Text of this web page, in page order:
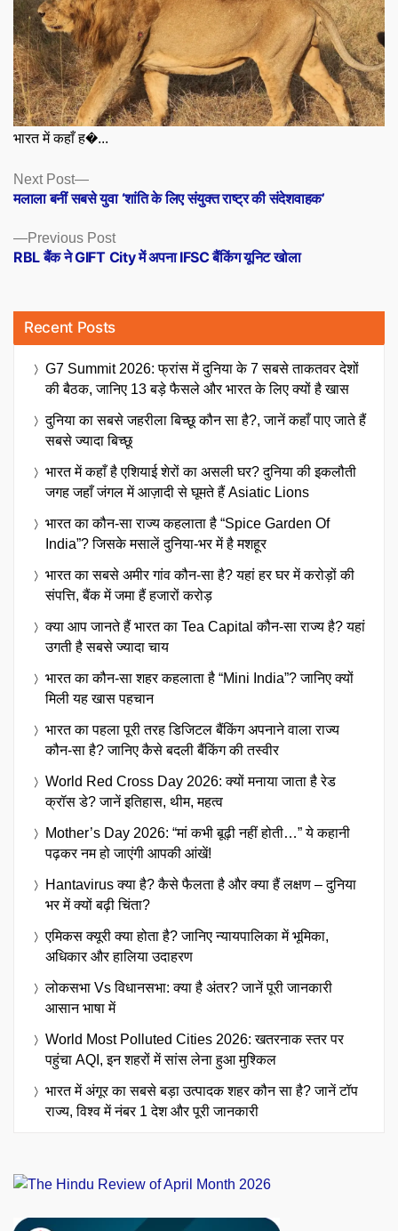
भारत में कहाँ ह�...
Posts
navigation
Previous PostPrevious
post:
RBL बैंक ने GIFT City में अपना IFSC बैंकिंग यूनिट खोला
Next Post
Next
post:
मलाला बनीं सबसे युवा ‘शांति के लिए संयुक्त राष्ट्र की संदेशवाहक’
Recent Posts
G7 Summit 2026: फ्रांस में दुनिया के 7 सबसे ताकतवर देशों
की बैठक, जानिए 13 बड़े फैसले और भारत के लिए क्यों है खास
दुनिया का सबसे जहरीला बिच्छू कौन सा है?, जानें कहाँ पाए जाते हैं
सबसे ज्यादा बिच्छू
भारत में कहाँ है एशियाई शेरों का असली घर? दुनिया की इकलौती
जगह जहाँ जंगल में आज़ादी से घूमते हैं Asiatic Lions
भारत का कौन-सा राज्य कहलाता है “Spice Garden Of
India”? जिसके मसालें दुनिया-भर में है मशहूर
भारत का सबसे अमीर गांव कौन-सा है? यहां हर घर में करोड़ों की
संपत्ति, बैंक में जमा हैं हजारों करोड़
क्या आप जानते हैं भारत का Tea Capital कौन-सा राज्य है? यहां
उगती है सबसे ज्यादा चाय
भारत का कौन-सा शहर कहलाता है “Mini India”? जानिए क्यों
मिली यह खास पहचान
भारत का पहला पूरी तरह डिजिटल बैंकिंग अपनाने वाला राज्य
कौन-सा है? जानिए कैसे बदली बैंकिंग की तस्वीर
World Red Cross Day 2026: क्यों मनाया जाता है रेड
क्रॉस डे? जानें इतिहास, थीम, महत्व
Mother’s Day 2026: “मां कभी बूढ़ी नहीं होती…” ये कहानी
पढ़कर नम हो जाएंगी आपकी आंखें!
Hantavirus क्या है? कैसे फैलता है और क्या हैं लक्षण – दुनिया
भर में क्यों बढ़ी चिंता?
एमिकस क्यूरी क्या होता है? जानिए न्यायपालिका में भूमिका,
अधिकार और हालिया उदाहरण
लोकसभा Vs विधानसभा: क्या है अंतर? जानें पूरी जानकारी
आसान भाषा में
World Most Polluted Cities 2026: खतरनाक स्तर पर
पहुंचा AQI, इन शहरों में सांस लेना हुआ मुश्किल
भारत में अंगूर का सबसे बड़ा उत्पादक शहर कौन सा है? जानें टॉप
राज्य, विश्व में नंबर 1 देश और पूरी जानकारी